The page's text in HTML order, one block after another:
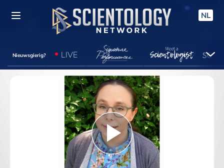
NL
Nieuwsgierig? LIVE
Play